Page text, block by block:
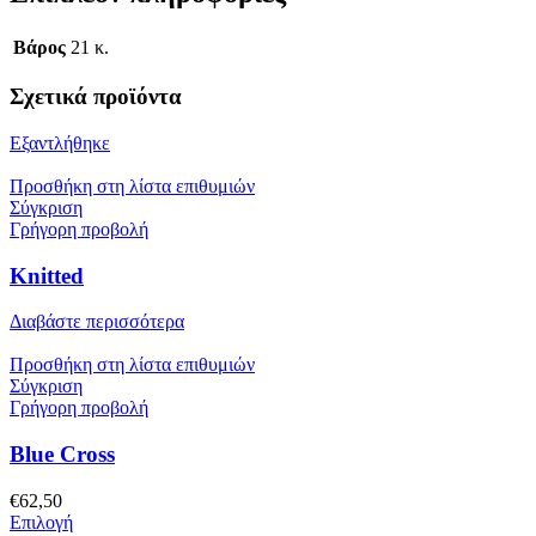
Βάρος 21 κ.
Σχετικά προϊόντα
Εξαντλήθηκε
Προσθήκη στη λίστα επιθυμιών
Σύγκριση
Γρήγορη προβολή
Knitted
Διαβάστε περισσότερα
Προσθήκη στη λίστα επιθυμιών
Σύγκριση
Γρήγορη προβολή
Blue Cross
€62,50
ΕπιλογήΑυτό